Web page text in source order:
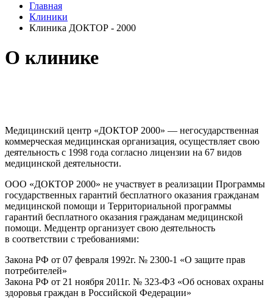
Главная
Клиники
Клиника ДОКТОР - 2000
О клинике
Медицинский центр «ДОКТОР 2000» — негосударственная
коммерческая медицинская организация, осуществляет свою
деятельность с 1998 года согласно лицензии на 67 видов
медицинской деятельности.
ООО «ДОКТОР 2000» не участвует в реализации Программы
государственных гарантий бесплатного оказания гражданам
медицинской помощи и Территориальной программы
гарантий бесплатного оказания гражданам медицинской
помощи. Медцентр организует свою деятельность
в соответствии с требованиями:
Закона РФ от 07 февраля 1992г. № 2300-1 «О защите прав
потребителей»
Закона РФ от 21 ноября 2011г. № 323-ФЗ «Об основах охраны
здоровья граждан в Российской Федерации»